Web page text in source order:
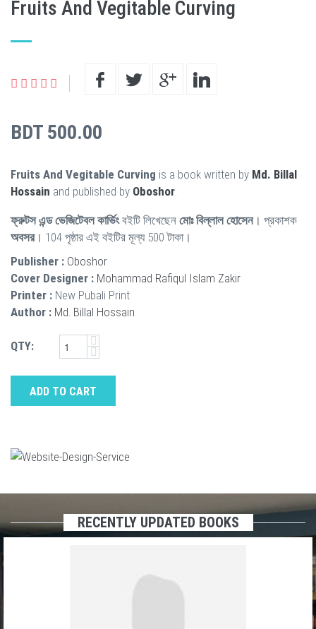
Fruits And Vegitable Curving
BDT 500.00
Fruits And Vegitable Curving is a book written by Md. Billal
Hossain and published by Oboshor
ফ্রুটস এন্ড ভেজিটেবল কার্ভিংবইটি লিখেছেন মোঃ বিল্লাল হোসেন। প্রকাশক
অবসর। 104 পৃষ্ঠার এই বইটির মূল্য 500 টাকা।
Publisher : Oboshor
Cover Designer : Mohammad Rafiqul Islam Zakir
Printer : New Pubali Print
Author : Md. Billal Hossain
QTY:
ADD TO CART
RECENTLY UPDATED BOOKS